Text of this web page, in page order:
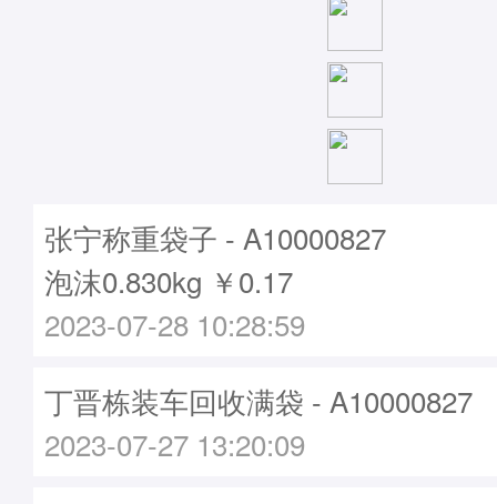
张宁称重袋子 - A10000827
泡沫0.830kg ￥0.17
2023-07-28 10:28:59
丁晋栋装车回收满袋 - A10000827
2023-07-27 13:20:09